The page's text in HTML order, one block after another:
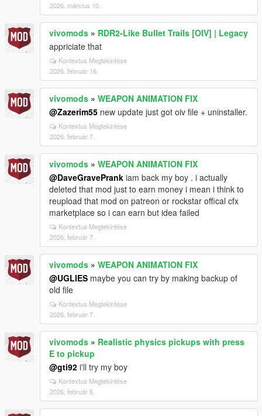
2026. március 10.
vivomods » RDR2-Like Bullet Trails [OIV] | Legacy
appriciate that
Kontextus Megtekintése
2026. február 16.
vivomods » WEAPON ANIMATION FIX
@Zazerim55 new update just got oiv file + uninstaller.
Kontextus Megtekintése
2026. február 7.
vivomods » WEAPON ANIMATION FIX
@DaveGravePrank iam back my boy . i actually
deleted that mod just to earn money i mean i think to
reupload that mod on patreon or rockstar offical cfx
marketplace so i can earn but idea failed
Kontextus Megtekintése
2026. február 7.
vivomods » WEAPON ANIMATION FIX
@UGLIES maybe you can try by making backup of
old file
Kontextus Megtekintése
2026. február 7.
vivomods » Realistic physics pickups with press
E to pickup
@gti92 i'll try my boy
Kontextus Megtekintése
2026. február 6.